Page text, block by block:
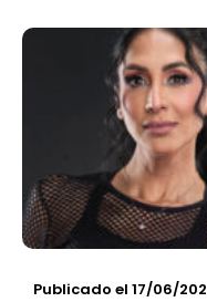
Publicado el 17/06/